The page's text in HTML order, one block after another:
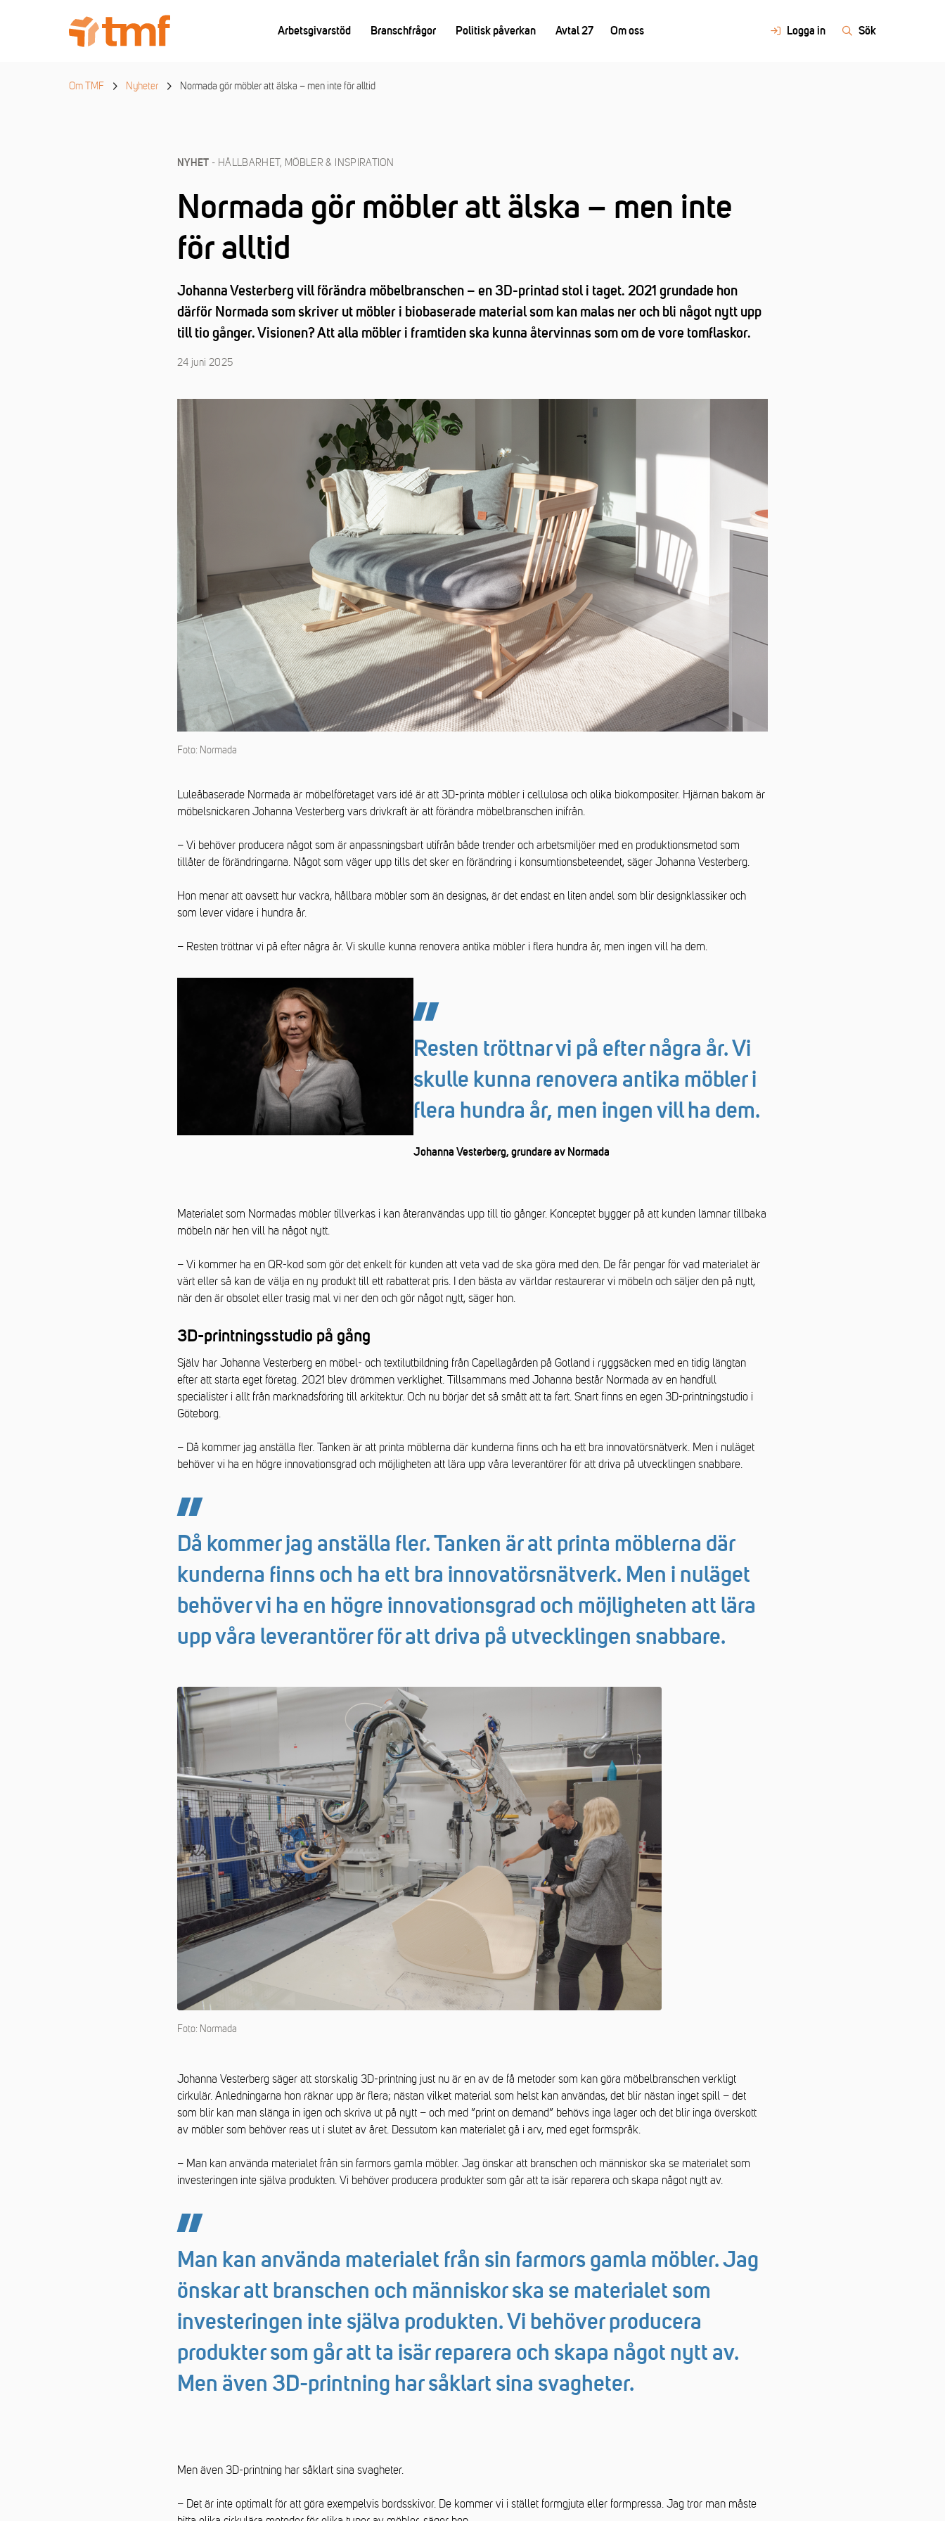
Arbetsgivarstöd Branschfrågor Politisk påverkan Avtal 27 Om oss Logga in Sök
Om TMF Nyheter Normada gör möbler att älska – men inte för alltid
NYHET - HÅLLBARHET, MÖBLER & INSPIRATION
Normada gör möbler att älska – men inte
för alltid
Johanna Vesterberg vill förändra möbelbranschen – en 3D-printad stol i taget. 2021 grundade hon
därför Normada som skriver ut möbler i biobaserade material som kan malas ner och bli något nytt upp
till tio gånger. Visionen? Att alla möbler i framtiden ska kunna återvinnas som om de vore tomflaskor.
24 juni 2025
Foto: Normada
Luleåbaserade Normada är möbelföretaget vars idé är att 3D-printa möbler i cellulosa och olika biokompositer. Hjärnan bakom är
möbelsnickaren Johanna Vesterberg vars drivkraft är att förändra möbelbranschen inifrån.
– Vi behöver producera något som är anpassningsbart utifrån både trender och arbetsmiljöer med en produktionsmetod som
tillåter de förändringarna. Något som väger upp tills det sker en förändring i konsumtionsbeteendet, säger Johanna Vesterberg.
Hon menar att oavsett hur vackra, hållbara möbler som än designas, är det endast en liten andel som blir designklassiker och
som lever vidare i hundra år.
– Resten tröttnar vi på efter några år. Vi skulle kunna renovera antika möbler i flera hundra år, men ingen vill ha dem.
Resten tröttnar vi på efter några år. Vi
skulle kunna renovera antika möbler i
flera hundra år, men ingen vill ha dem.
Johanna Vesterberg, grundare av Normada
Materialet som Normadas möbler tillverkas i kan återanvändas upp till tio gånger. Konceptet bygger på att kunden lämnar tillbaka
möbeln när hen vill ha något nytt.
– Vi kommer ha en QR-kod som gör det enkelt för kunden att veta vad de ska göra med den. De får pengar för vad materialet är
värt eller så kan de välja en ny produkt till ett rabatterat pris. I den bästa av världar restaurerar vi möbeln och säljer den på nytt,
när den är obsolet eller trasig mal vi ner den och gör något nytt, säger hon.
3D-printningsstudio på gång
Själv har Johanna Vesterberg en möbel- och textilutbildning från Capellagården på Gotland i ryggsäcken med en tidig längtan
efter att starta eget företag. 2021 blev drömmen verklighet. Tillsammans med Johanna består Normada av en handfull
specialister i allt från marknadsföring till arkitektur. Och nu börjar det så smått att ta fart. Snart finns en egen 3D-printningstudio i
Göteborg.
– Då kommer jag anställa fler. Tanken är att printa möblerna där kunderna finns och ha ett bra innovatörsnätverk. Men i nuläget
behöver vi ha en högre innovationsgrad och möjligheten att lära upp våra leverantörer för att driva på utvecklingen snabbare.
Då kommer jag anställa fler. Tanken är att printa möblerna där
kunderna finns och ha ett bra innovatörsnätverk. Men i nuläget
behöver vi ha en högre innovationsgrad och möjligheten att lära
upp våra leverantörer för att driva på utvecklingen snabbare.
Foto: Normada
Johanna Vesterberg säger att storskalig 3D-printning just nu är en av de få metoder som kan göra möbelbranschen verkligt
cirkulär. Anledningarna hon räknar upp är flera; nästan vilket material som helst kan användas, det blir nästan inget spill – det
som blir kan man slänga in igen och skriva ut på nytt – och med ”print on demand” behövs inga lager och det blir inga överskott
av möbler som behöver reas ut i slutet av året. Dessutom kan materialet gå i arv, med eget formspråk.
– Man kan använda materialet från sin farmors gamla möbler. Jag önskar att branschen och människor ska se materialet som
investeringen inte själva produkten. Vi behöver producera produkter som går att ta isär reparera och skapa något nytt av.
Man kan använda materialet från sin farmors gamla möbler. Jag
önskar att branschen och människor ska se materialet som
investeringen inte själva produkten. Vi behöver producera
produkter som går att ta isär reparera och skapa något nytt av.
Men även 3D-printning har såklart sina svagheter.
Men även 3D-printning har såklart sina svagheter.
– Det är inte optimalt för att göra exempelvis bordsskivor. De kommer vi i stället formgjuta eller formpressa. Jag tror man måste